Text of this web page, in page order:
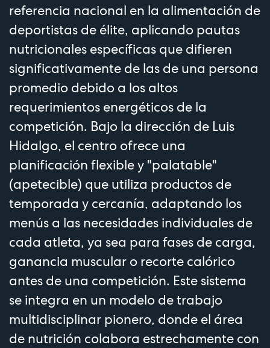
referencia nacional en la alimentación de
deportistas de élite, aplicando pautas
nutricionales específicas que difieren
significativamente de las de una persona
promedio debido a los altos
requerimientos energéticos de la
competición. Bajo la dirección de Luis
Hidalgo, el centro ofrece una
planificación flexible y "palatable"
(apetecible) que utiliza productos de
temporada y cercanía, adaptando los
menús a las necesidades individuales de
cada atleta, ya sea para fases de carga,
ganancia muscular o recorte calórico
antes de una competición. Este sistema
se integra en un modelo de trabajo
multidisciplinar pionero, donde el área
de nutrición colabora estrechamente con